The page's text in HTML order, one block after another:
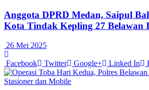
Anggota DPRD Medan, Saipul
Kota Tindak Kepling 27 Belawan
26 Mei 2025
Facebook Twitter Google+ Linked In